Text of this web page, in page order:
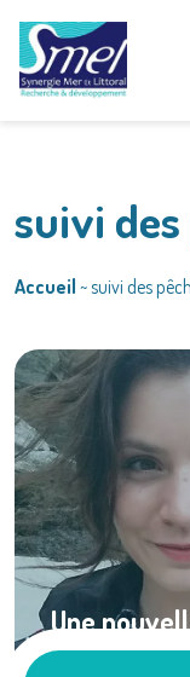
suivi des
Accueil ~suivi des
Une
Comité ...